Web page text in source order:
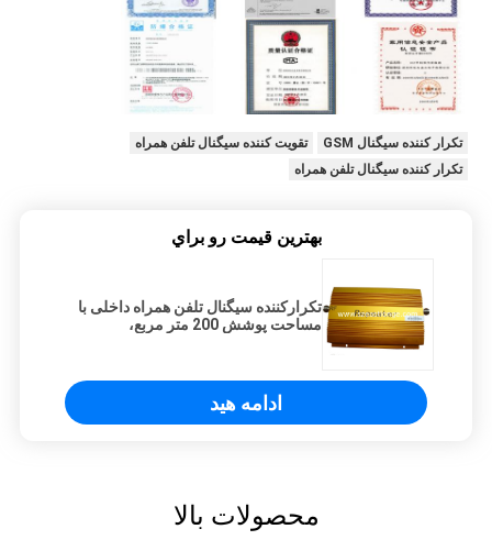
تکرار کننده سیگنال GSM
تقویت کننده سیگنال تلفن همراه
تکرار کننده سیگنال تلفن همراه
بهترين قيمت رو براي
تکرارکننده سیگنال تلفن همراه داخلی با
مساحت پوشش 200 متر مربع،
ادامه هید
محصولات بالا